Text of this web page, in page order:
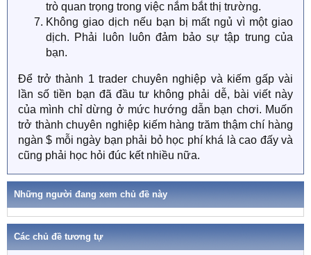
trò quan trọng trong việc nắm bắt thị trường.
Không giao dịch nếu bạn bị mất ngủ vì một giao
dịch. Phải luôn luôn đảm bảo sự tập trung của
bạn.
Để trở thành 1 trader chuyên nghiệp và kiếm gấp vài
lần số tiền bạn đã đầu tư không phải dễ, bài viết này
của mình chỉ dừng ở mức hướng dẫn bạn chơi. Muốn
trở thành chuyên nghiệp kiếm hàng trăm thậm chí hàng
ngàn $ mỗi ngày bạn phải bỏ học phí khá là cao đấy và
cũng phải học hỏi đúc kết nhiều nữa.
Những người đang xem chủ đề này
Các chủ đề tương tự